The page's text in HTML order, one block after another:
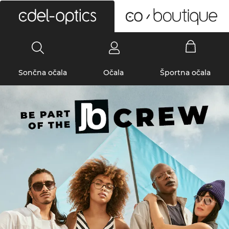
Sončna očala Očala Športna očala